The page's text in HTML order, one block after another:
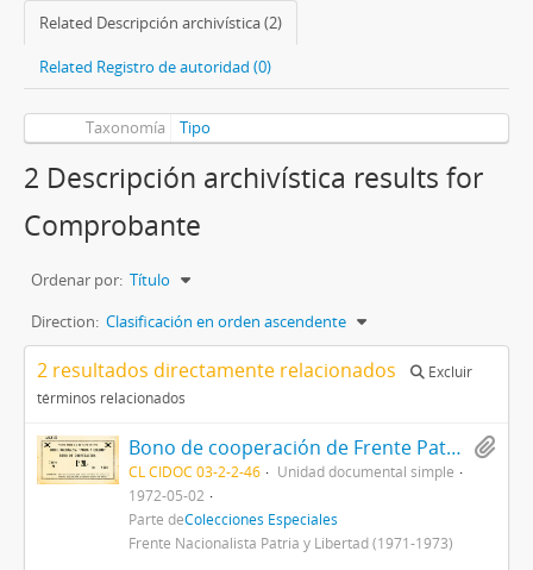
Related Descripción archivística (2)
Related Registro de autoridad (0)
Taxonomía Tipo
2 Descripción archivística results for
Comprobante
Ordenar por: Título
Direction: Clasificación en orden ascendente
2 resultados directamente relacionados
Excluir
términos relacionados
Bono de cooperación de Frente Patria y Libertad
CL CIDOC 03-2-2-46
Unidad documental simple
1972-05-02
Parte deColecciones Especiales
Frente Nacionalista Patria y Libertad (1971-1973)